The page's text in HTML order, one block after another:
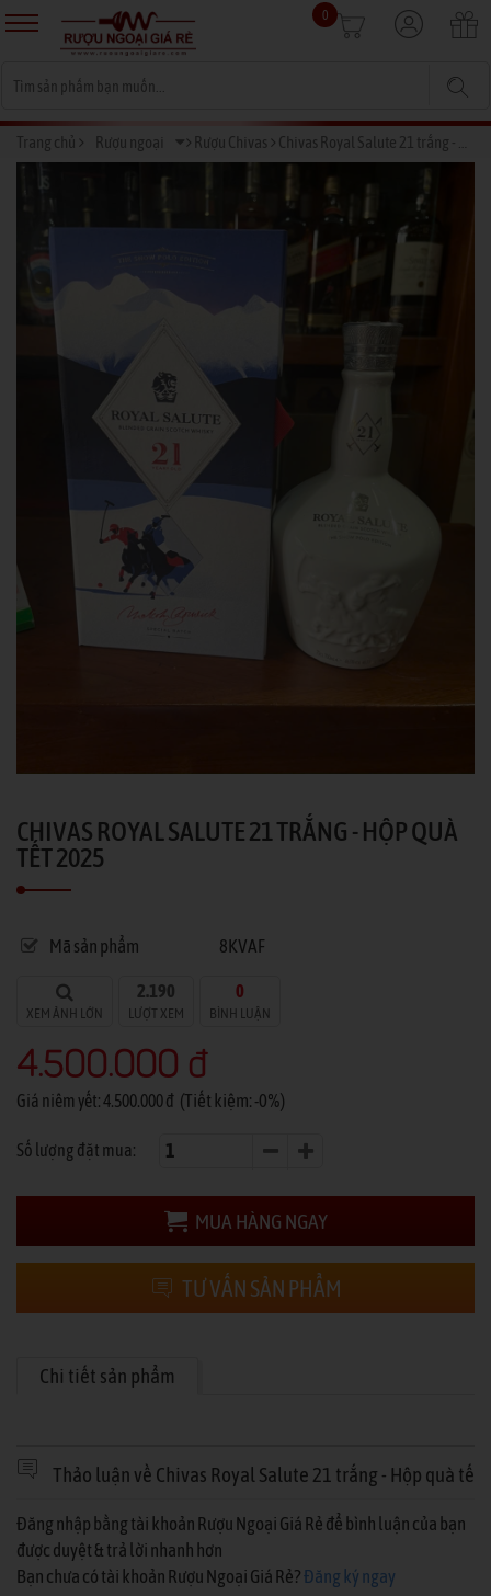
0
Trang chủ Rượu ngoại Rượu Chivas Chivas Royal Salute 21 trắng - Hộp quà tết 2025
CHIVAS ROYAL SALUTE 21 TRẮNG - HỘP QUÀ
TẾT 2025
Mã sản phẩm 8KVAF
XEM ẢNH LỚN
2.190
LƯỢT XEM
0
BÌNH LUẬN
4.500.000 đ
Giá niêm yết: 4.500.000 đ (Tiết kiệm: -0%)
Số lượng đặt mua:
MUA HÀNG NGAY
TƯ VẤN SẢN PHẨM
Chi tiết sản phẩm
Thảo luận về Chivas Royal Salute 21 trắng - Hộp quà tết
Đăng nhập bằng tài khoản Rượu Ngoại Giá Rẻ để bình luận của bạn
được duyệt & trả lời nhanh hơn
Bạn chưa có tài khoản Rượu Ngoại Giá Rẻ?Đăng ký ngay